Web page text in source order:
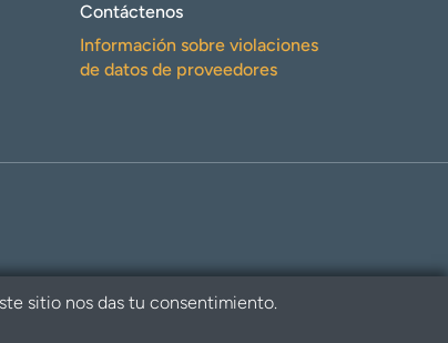
Contáctenos
Información sobre violaciones
de datos de proveedores
sitio nos das tu consentimiento.